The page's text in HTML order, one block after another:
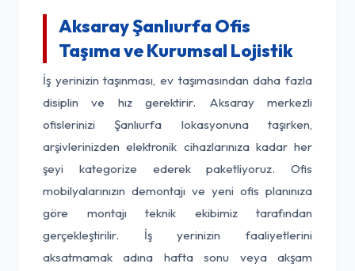
Aksaray Şanlıurfa Ofis
Taşıma ve Kurumsal Lojistik
İş yerinizin taşınması, ev taşımasından daha fazla
disiplin ve hız gerektirir. Aksaray merkezli
ofislerinizi Şanlıurfa lokasyonuna taşırken,
arşivlerinizden elektronik cihazlarınıza kadar her
şeyi kategorize ederek paketliyoruz. Ofis
mobilyalarınızın demontajı ve yeni ofis planınıza
göre montajı teknik ekibimiz tarafından
gerçekleştirilir. İş yerinizin faaliyetlerini
aksatmamak adına hafta sonu veya akşam